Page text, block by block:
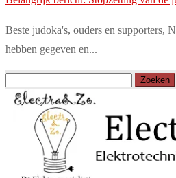
Beste judoka's, ouders en supporters,
hebben gegeven en...
naar: